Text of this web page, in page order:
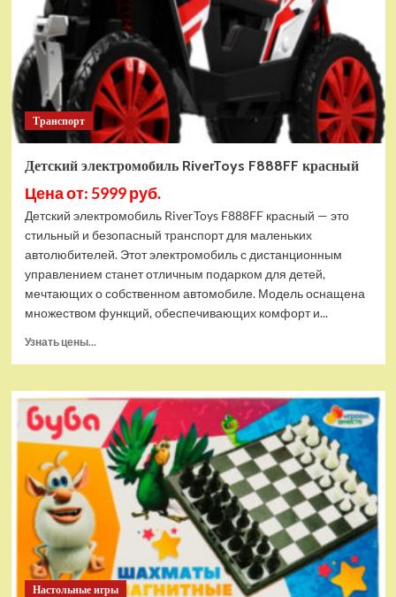
Транспорт
Детский электромобиль RiverToys F888FF красный
Цена от: 5999 руб.
Детский электромобиль RiverToys F888FF красный — это
стильный и безопасный транспорт для маленьких
автолюбителей. Этот электромобиль с дистанционным
управлением станет отличным подарком для детей,
мечтающих о собственном автомобиле. Модель оснащена
множеством функций, обеспечивающих комфорт и...
Узнать цены...
Детский
электромобиль
RiverToys
F888FF
красный
Настольные игры